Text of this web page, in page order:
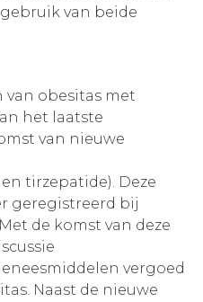
van beide
obesitas met
het laatste
van nieuwe
tirzepatide). Deze
geregistreerd bij
de komst van deze
vergoed
Naast de nieuwe